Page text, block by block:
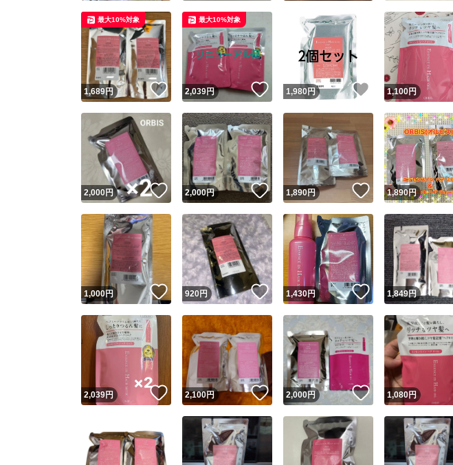
ユーザー
Yahoo!フリマが定めた一定の基準を満た
安心取引出品者
この商品の
1,689円 いいね！
最大10%対象
2,039円 いいね！
最大10%対象
1,980円 いいね！
1,100円
2,000円 いいね！
2,000円 いいね！
1,890円 いいね！
1,890円
1,000円 いいね！
920円 いいね！
1,430円 いいね！
1,849円
2,039円 いいね！
2,100円 いいね！
2,000円 いいね！
1,080円